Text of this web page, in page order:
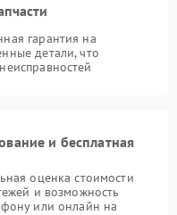
гарантия на
детали, что
и бесплатная
оценка стоимости
и возможность
или онлайн на